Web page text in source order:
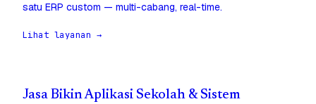
satu ERP custom — multi-cabang, real-time.
Lihat layanan →
Jasa Bikin Aplikasi Sekolah & Sistem